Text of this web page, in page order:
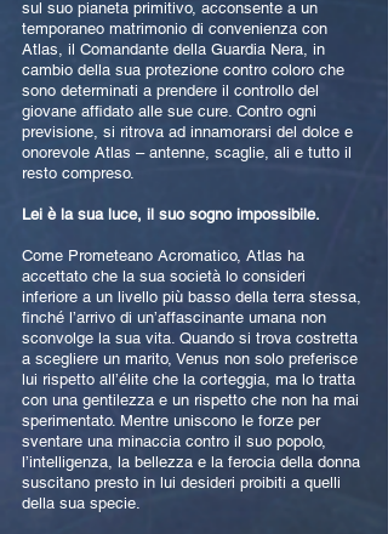
sul suo pianeta primitivo, acconsente a un
temporaneo matrimonio di convenienza con
Atlas, il Comandante della Guardia Nera, in
cambio della sua protezione contro coloro che
sono determinati a prendere il controllo del
giovane affidato alle sue cure. Contro ogni
previsione, si ritrova ad innamorarsi del dolce e
onorevole Atlas – antenne, scaglie, ali e tutto il
resto compreso.
Lei è la sua luce, il suo sogno impossibile.
Come Prometeano Acromatico, Atlas ha
accettato che la sua società lo consideri
inferiore a un livello più basso della terra stessa,
finché l’arrivo di un’affascinante umana non
sconvolge la sua vita. Quando si trova costretta
a scegliere un marito, Venus non solo preferisce
lui rispetto all’élite che la corteggia, ma lo tratta
con una gentilezza e un rispetto che non ha mai
sperimentato. Mentre uniscono le forze per
sventare una minaccia contro il suo popolo,
l’intelligenza, la bellezza e la ferocia della donna
suscitano presto in lui desideri proibiti a quelli
della sua specie.